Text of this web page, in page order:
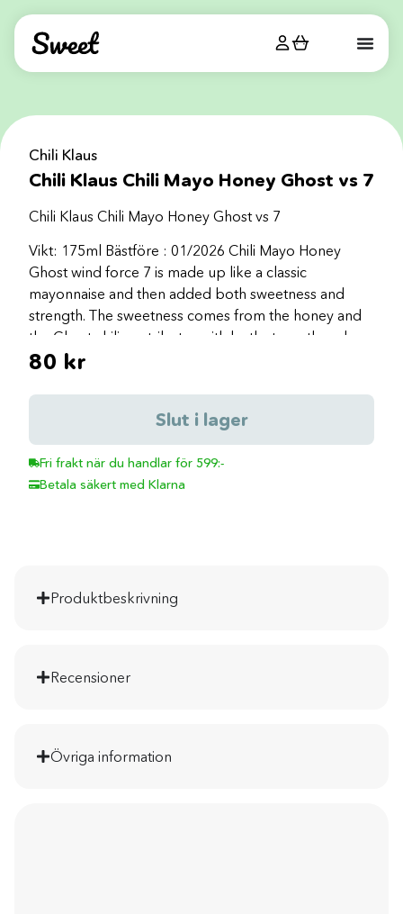
Chili Klaus
Chili Klaus Chili Mayo Honey Ghost vs 7
Chili Klaus Chili Mayo Honey Ghost vs 7
Vikt: 175ml Bästföre : 01/2026 Chili Mayo Honey
Ghost wind force 7 is made up like a classic
mayonnaise and then added both sweetness and
strength. The sweetness comes from the honey and
the Ghost chili contributes with both strength and
taste. Use it for shrimps, eggs, in your burger, on a
80 kr
Slut i lager
Fri frakt när du handlar för 599:-
Betala säkert med Klarna
Produktbeskrivning
Recensioner
Övriga information